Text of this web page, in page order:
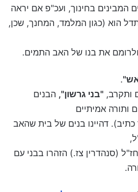
המבינים בחינוך, ועכ"פ אם יראה
הוא (כגון המלמד, המחנך, שכן,
את בנו של האב התמים.
.
ותקרב, "בני גרשון", הבנים
ותורה אמיתיים
דהיינו בנים של בית שהאב
(סנהדרין צז.) הזהרו בבני עם